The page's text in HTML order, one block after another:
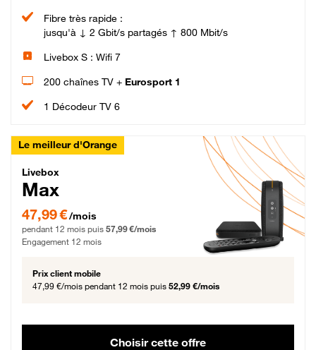
Fibre très rapide :
jusqu'à ↓ 2 Gbit/s partagés ↑ 800 Mbit/s
Livebox S : Wifi 7
200 chaînes TV + Eurosport 1
1 Décodeur TV 6
Le meilleur d'Orange
Livebox Max Fibre
Livebox
Max
47,99 € par mois pendant 12 mois puis 57,99 € par mois, Engagement 12 mois
47,99 €/mois
pendant 12 mois puis 57,99 €/mois
Engagement 12 mois
Prix client mobile
47,99 €/mois pendant 12 mois puis 52,99 €/mois
Choisir cette offre